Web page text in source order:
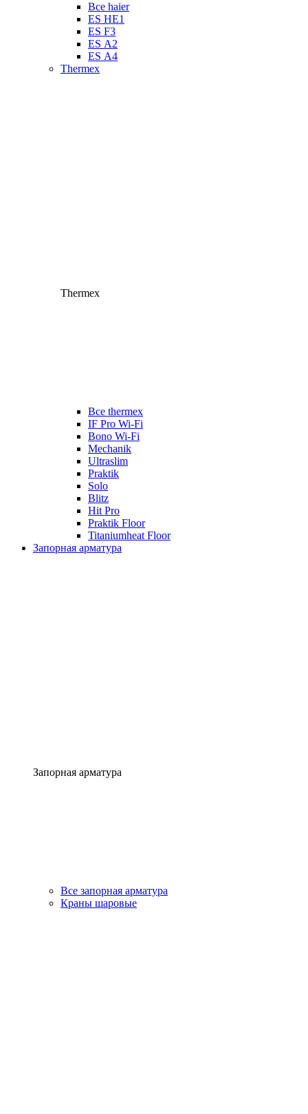
Все haier
ES HE1
ES F3
ES А2
ES А4
Thermex
Thermex
Все thermex
IF Pro Wi-Fi
Bono Wi-Fi
Mechanik
Ultraslim
Praktik
Solo
Blitz
Hit Pro
Praktik Floor
Titaniumheat Floor
Запорная арматура
Запорная арматура
Все запорная арматура
Краны шаровые